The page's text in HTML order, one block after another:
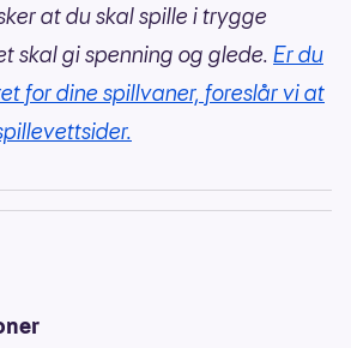
at du skal spille i trygge
skal gi spenning og glede. Er du
for dine spillvaner, foreslår vi at